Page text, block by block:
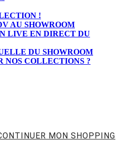
!
AU SHOWROOM
LIVE EN DIRECT DU
DU SHOWROOM
NOS COLLECTIONS ?
MON SHOPPING